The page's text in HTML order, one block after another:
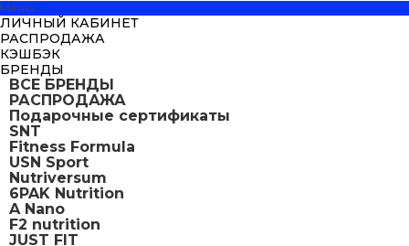
Меню
ЛИЧНЫЙ КАБИНЕТ
РАСПРОДАЖА
КЭШБЭК
БРЕНДЫ
ВСЕ БРЕНДЫ
РАСПРОДАЖА
Подарочные сертификаты
SNT
Fitness Formula
USN Sport
Nutriversum
6PAK Nutrition
A Nano
F2 nutrition
JUST FIT